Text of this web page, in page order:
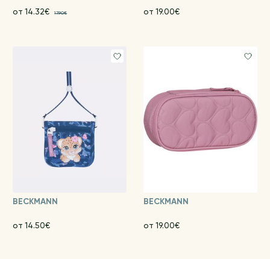
от 14.32€ 17.90€ от 19.00€
BECKMANN
от 14.50€
BECKMANN
от 19.00€